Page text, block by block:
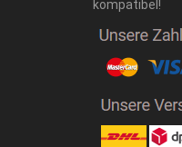
kompatibel!